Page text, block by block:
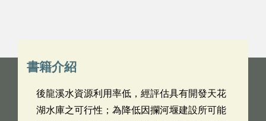
書籍介紹
後龍溪水資源利用率低，經評估具有開發天花
湖水庫之可行性；為降低因攔河堰建設所可能